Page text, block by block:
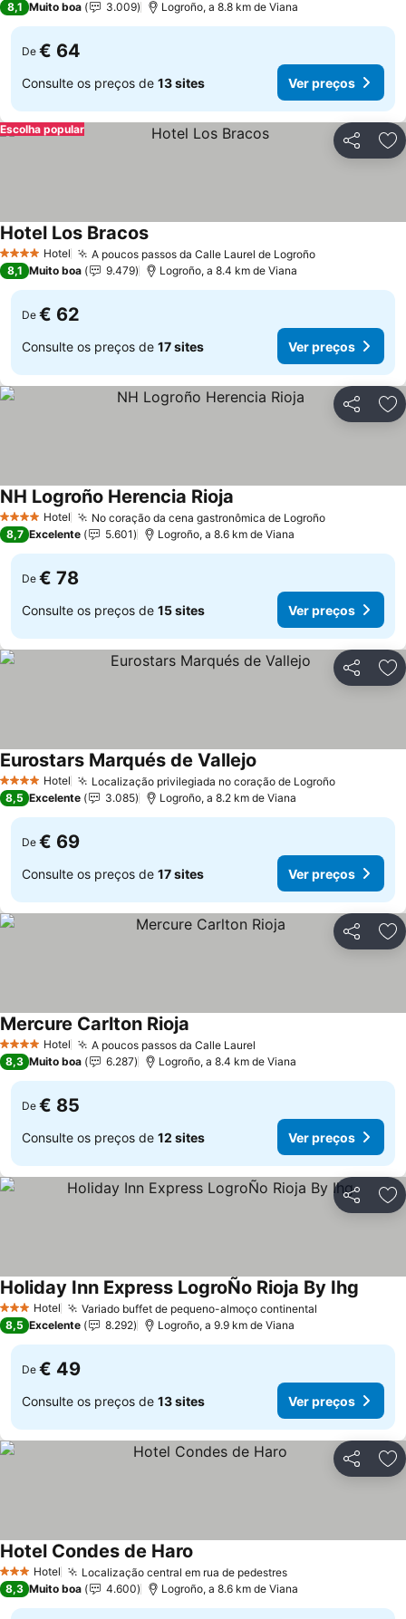
8,1 Muito boa 3.009 Logroño, a 8.8 km de Viana
De € 64
Consulte os preços de 13 sites Ver preços
Partilhar
Escolha popular
4 EstrelasHotel A poucos passos da Calle Laurel de LogroñoVer preços
Hotel Los BracosVer preços
8,1 Muito boa 9.479 Logroño, a 8.4 km de Viana
De € 62
Consulte os preços de 17 sites Ver preços
Partilhar
4 EstrelasHotel No coração da cena gastronômica de LogroñoVer preços
NH Logroño Herencia Rioja
8,7 Excelente 5.601 Logroño, a 8.6 km de Viana
De € 78
Consulte os preços de 15 sites Ver preços
Partilhar
4 EstrelasHotel Localização privilegiada no coração de LogroñoVer
Eurostars Marqués de Vallejo
8,5 Excelente 3.085 Logroño, a 8.2 km de Viana
De € 69
Consulte os preços de 17 sites Ver preços
Partilhar
4 EstrelasHotel A poucos passos da Calle Laurel
Mercure Carlton Rioja
8,3 Muito boa 6.287 Logroño, a 8.4 km de Viana
De € 85
Consulte os preços de 12 sites Ver preços
Partilhar
3 EstrelasHotel Variado buffet de pequeno-almoço continental
Holiday Inn Express LogroÑo Rioja By Ihg
8,5 Excelente 8.292 Logroño, a 9.9 km de Viana
De € 49
Consulte os preços de 13 sites Ver preços
Partilhar
3 EstrelasHotel Localização central em rua de pedestresVer preços
Hotel Condes de Haro
8,3 Muito boa 4.600 Logroño, a 8.6 km de Viana